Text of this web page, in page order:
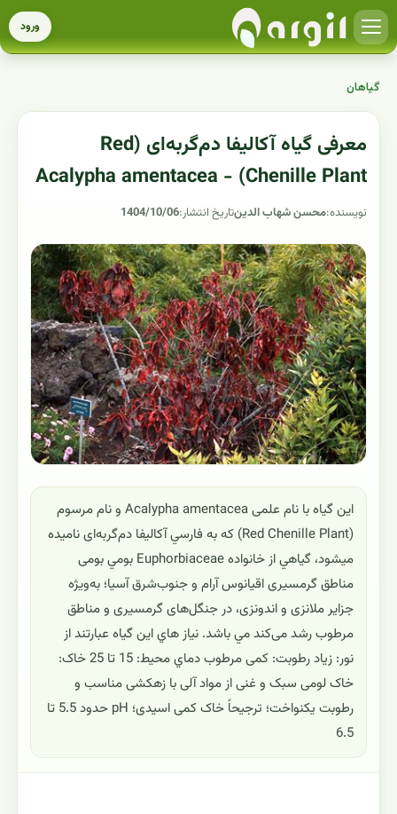
ورود
گیاهان
معرفی گیاه آکالیفا دم‌گربه‌ای (Red
Chenille Plant) - Acalypha amentacea
نویسنده:محسن شهاب الدینتاریخ انتشار:1404/10/06
این گیاه با نام علمی Acalypha amentacea و نام مرسوم
(Red Chenille Plant) که به فارسي آکالیفا دم‌گربه‌ای ناميده
ميشود، گياهي از خانواده Euphorbiaceae بومي بومی
مناطق گرمسیری اقیانوس آرام و جنوب‌شرق آسیا؛ به‌ویژه
جزایر ملانزی و اندونزی، در جنگل‌های گرمسیری و مناطق
مرطوب رشد می‌کند مي باشد. نياز هاي اين گياه عبارتند از
نور: زیاد رطوبت: کمی مرطوب دماي محيط: 15 تا 25 خاک:
خاک لومی سبک و غنی از مواد آلی با زهکشی مناسب و
رطوبت یکنواخت؛ ترجیحاً خاک کمی اسیدی؛ pH حدود 5.5 تا
6.5